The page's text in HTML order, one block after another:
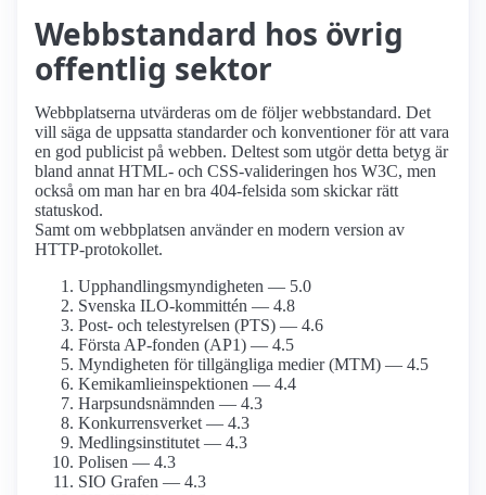
Webbstandard hos övrig
offentlig sektor
Webbplatserna utvärderas om de följer webbstandard. Det
vill säga de uppsatta standarder och konventioner för att vara
en god publicist på webben. Deltest som utgör detta betyg är
bland annat HTML- och CSS-valideringen hos W3C, men
också om man har en bra 404-felsida som skickar rätt
statuskod.
Samt om webbplatsen använder en modern version av
HTTP-protokollet.
Upphandlings­myndigheten — 5.0
Svenska ILO-kommittén — 4.8
Post- och tele­styrelsen (PTS) — 4.6
Första AP-fonden (AP1) — 4.5
Myndigheten för tillgängliga medier (MTM) — 4.5
Kemikamlie­inspektionen — 4.4
Harpsunds­nämnden — 4.3
Konkurrens­verket — 4.3
Medlings­institutet — 4.3
Polisen — 4.3
SIO Grafen — 4.3